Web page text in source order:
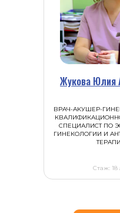
Жукова Юлия
ВРАЧ-АКУШЕР-
СПЕЦИАЛИСТ ПО
ГИНЕКОЛОГИИ И
Стаж: 18